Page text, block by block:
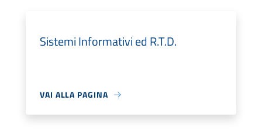
Sistemi Informativi ed R.T.D.
VAI ALLA PAGINA